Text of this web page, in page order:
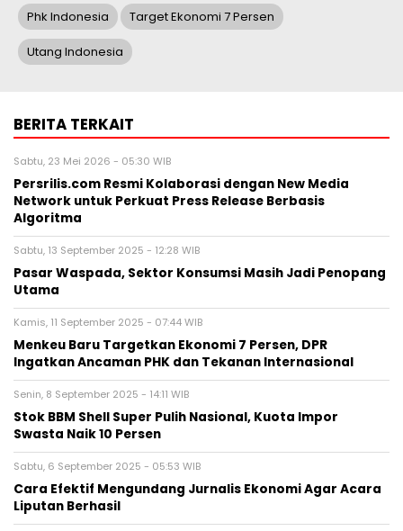
Phk Indonesia Target Ekonomi 7 Persen
Utang Indonesia
BERITA TERKAIT
Sabtu, 23 Mei 2026 - 05:30 WIB
Persrilis.com Resmi Kolaborasi dengan New Media
Network untuk Perkuat Press Release Berbasis
Algoritma
Sabtu, 13 September 2025 - 12:28 WIB
Pasar Waspada, Sektor Konsumsi Masih Jadi Penopang
Utama
Kamis, 11 September 2025 - 07:44 WIB
Menkeu Baru Targetkan Ekonomi 7 Persen, DPR
Ingatkan Ancaman PHK dan Tekanan Internasional
Senin, 8 September 2025 - 14:11 WIB
Stok BBM Shell Super Pulih Nasional, Kuota Impor
Swasta Naik 10 Persen
Sabtu, 6 September 2025 - 05:53 WIB
Cara Efektif Mengundang Jurnalis Ekonomi Agar Acara
Liputan Berhasil